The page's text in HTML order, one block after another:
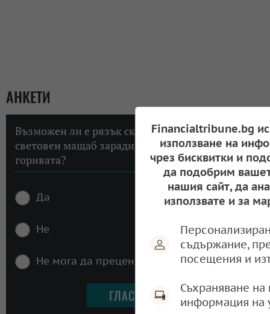
АНКЕТИ
Възможен ли е рязък скок на инфлацията в
световен мащаб заради високите цени на
горивата?
Да
Не
Не мога да преценя
Financialtribune.bg
използване на
чрез бисквитки и
да подобрим
нашия сайт, да
използвате и за
съдържание,
посещения и
Съхраняване
информация на